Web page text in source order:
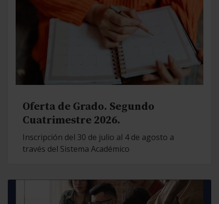
Oferta de Grado. Segundo
Cuatrimestre 2026.
Inscripción del 30 de julio al 4 de agosto a
través del Sistema Académico